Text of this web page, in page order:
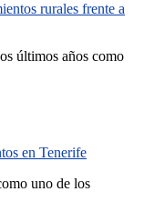
rurales frente a
últimos años como
en Tenerife
uno de los